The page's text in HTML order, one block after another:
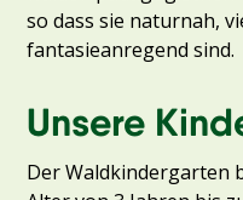
so dass sie naturnah,
fantasieanregend sind.
Unsere
Der Waldkindergarten